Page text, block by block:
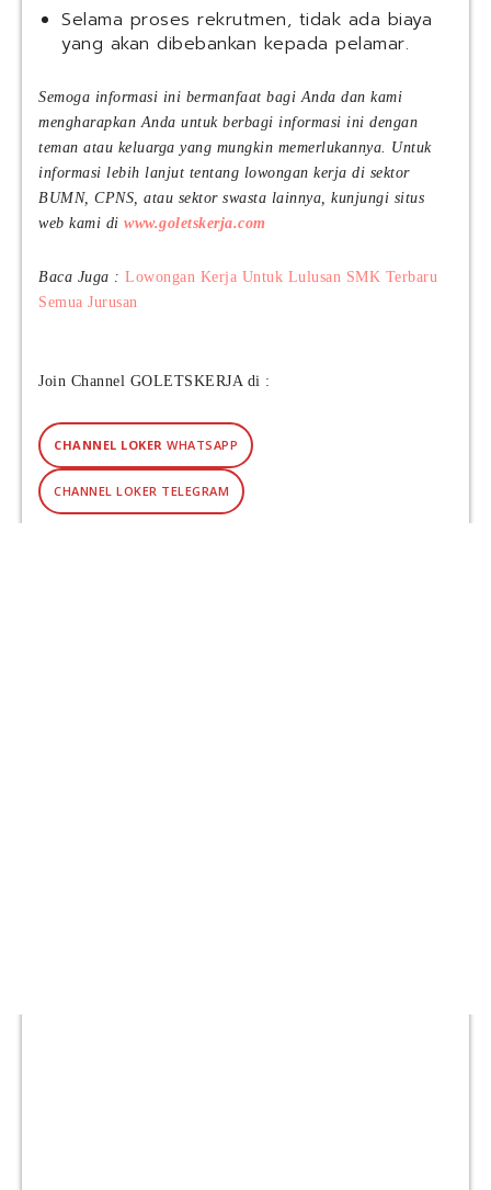
Selama proses rekrutmen, tidak ada biaya
yang akan dibebankan kepada pelamar.
Semoga informasi ini bermanfaat bagi Anda dan kami
mengharapkan Anda untuk berbagi informasi ini dengan
teman atau keluarga yang mungkin memerlukannya. Untuk
informasi lebih lanjut tentang lowongan kerja di sektor
BUMN, CPNS, atau sektor swasta lainnya, kunjungi situs
web kami di www.goletskerja.com
Baca Juga : Lowongan Kerja Untuk Lulusan SMK Terbaru
Semua Jurusan
Join Channel GOLETSKERJA di :
CHANNEL LOKER WHATSAPP
CHANNEL LOKER TELEGRAM